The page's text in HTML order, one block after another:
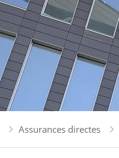
Assurances directes